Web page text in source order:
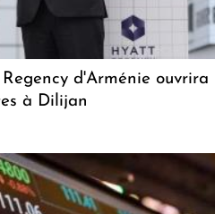
d'Arménie ouvrira
à Dilijan